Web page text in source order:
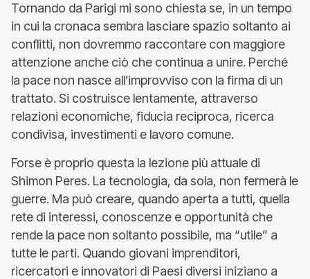
Tornando da Parigi mi sono chiesta se, in un tempo
in cui la cronaca sembra lasciare spazio soltanto ai
conflitti, non dovremmo raccontare con maggiore
attenzione anche ciò che continua a unire. Perché
la pace non nasce all’improvviso con la firma di un
trattato. Si costruisce lentamente, attraverso
relazioni economiche, fiducia reciproca, ricerca
condivisa, investimenti e lavoro comune.
Forse è proprio questa la lezione più attuale di
Shimon Peres. La tecnologia, da sola, non fermerà le
guerre. Ma può creare, quando aperta a tutti, quella
rete di interessi, conoscenze e opportunità che
rende la pace non soltanto possibile, ma “utile” a
tutte le parti. Quando giovani imprenditori,
ricercatori e innovatori di Paesi diversi iniziano a